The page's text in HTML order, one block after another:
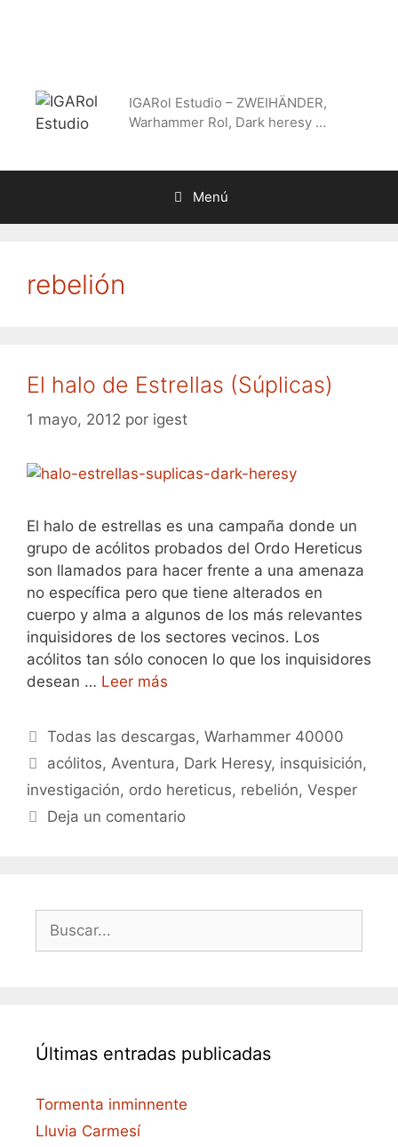
IGARol Estudio – ZWEIHÄNDER,
Warhammer Rol, Dark heresy …
Menú
rebelión
El halo de Estrellas (Súplicas)
1 mayo, 2012 por igest
El halo de estrellas es una campaña donde un
grupo de acólitos probados del Ordo Hereticus
son llamados para hacer frente a una amenaza
no específica pero que tiene alterados en
cuerpo y alma a algunos de los más relevantes
inquisidores de los sectores vecinos. Los
acólitos tan sólo conocen lo que los inquisidores
desean … Leer más
Categorías
Todas las descargas,Warhammer 40000
Etiquetas
acólitos, Aventura, Dark Heresy, insquisición,
investigación, ordo hereticus, rebelión, Vesper
Deja un comentario
Últimas entradas publicadas
Tormenta inminnente
Lluvia Carmesí